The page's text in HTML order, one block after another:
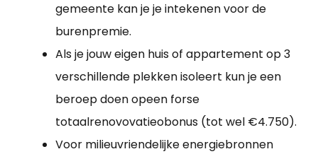
gemeente kan je je intekenen voor de
burenpremie.
Als je jouw eigen huis of appartement op 3
verschillende plekken isoleert kun je een
beroep doen opeen forse
totaalrenovovatieobonus (tot wel €4.750).
Voor milieuvriendelijke energiebronnen